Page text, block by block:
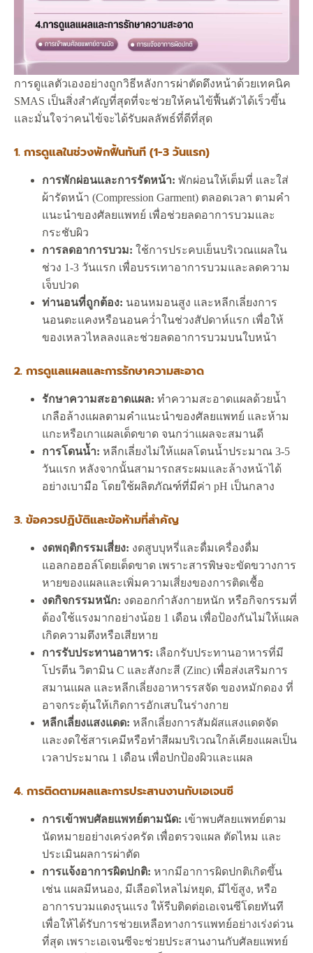
การดูแลตัวเองอย่างถูกวิธีหลังการผ่าตัดดึงหน้าด้วยเทคนิค
SMAS เป็นสิ่งสำคัญที่สุดที่จะช่วยให้คนไข้ฟื้นตัวได้เร็วขึ้น
และมั่นใจว่าคนไข้จะได้รับผลลัพธ์ที่ดีที่สุด
1. การดูแลในช่วงพักฟื้นทันที (1-3 วันแรก)
การพักผ่อนและการรัดหน้า: พักผ่อนให้เต็มที่ และใส่
ผ้ารัดหน้า (Compression Garment) ตลอดเวลา ตามคำ
แนะนำของศัลยแพทย์ เพื่อช่วยลดอาการบวมและ
กระชับผิว
การลดอาการบวม: ใช้การประคบเย็นบริเวณแผลใน
ช่วง 1-3 วันแรก เพื่อบรรเทาอาการบวมและลดความ
เจ็บปวด
ท่านอนที่ถูกต้อง: นอนหมอนสูง และหลีกเลี่ยงการ
นอนตะแคงหรือนอนคว่ำในช่วงสัปดาห์แรก เพื่อให้
ของเหลวไหลลงและช่วยลดอาการบวมบนใบหน้า
2. การดูแลแผลและการรักษาความสะอาด
รักษาความสะอาดแผล: ทำความสะอาดแผลด้วยน้ำ
เกลือล้างแผลตามคำแนะนำของศัลยแพทย์ และห้าม
แกะหรือเกาแผลเด็ดขาด จนกว่าแผลจะสมานดี
การโดนน้ำ: หลีกเลี่ยงไม่ให้แผลโดนน้ำประมาณ 3-5
วันแรก หลังจากนั้นสามารถสระผมและล้างหน้าได้
อย่างเบามือ โดยใช้ผลิตภัณฑ์ที่มีค่า pH เป็นกลาง
3. ข้อควรปฏิบัติและข้อห้ามที่สำคัญ
งดพฤติกรรมเสี่ยง: งดสูบบุหรี่และดื่มเครื่องดื่ม
แอลกอฮอล์โดยเด็ดขาด เพราะสารพิษจะขัดขวางการ
หายของแผลและเพิ่มความเสี่ยงของการติดเชื้อ
งดกิจกรรมหนัก: งดออกกำลังกายหนัก หรือกิจกรรมที่
ต้องใช้แรงมากอย่างน้อย 1 เดือน เพื่อป้องกันไม่ให้แผล
เกิดความตึงหรือเสียหาย
การรับประทานอาหาร: เลือกรับประทานอาหารที่มี
โปรตีน วิตามิน C และสังกะสี (Zinc) เพื่อส่งเสริมการ
สมานแผล และหลีกเลี่ยงอาหารรสจัด ของหมักดอง ที่
อาจกระตุ้นให้เกิดการอักเสบในร่างกาย
หลีกเลี่ยงแสงแดด: หลีกเลี่ยงการสัมผัสแสงแดดจัด
และงดใช้สารเคมีหรือทำสีผมบริเวณใกล้เคียงแผลเป็น
เวลาประมาณ 1 เดือน เพื่อปกป้องผิวและแผล
4. การติดตามผลและการประสานงานกับเอเจนซี
การเข้าพบศัลยแพทย์ตามนัด: เข้าพบศัลยแพทย์ตาม
นัดหมายอย่างเคร่งครัด เพื่อตรวจแผล ตัดไหม และ
ประเมินผลการผ่าตัด
การแจ้งอาการผิดปกติ: หากมีอาการผิดปกติเกิดขึ้น
เช่น แผลมีหนอง, มีเลือดไหลไม่หยุด, มีไข้สูง, หรือ
อาการบวมแดงรุนแรง ให้รีบติดต่อเอเจนซีโดยทันที
เพื่อให้ได้รับการช่วยเหลือทางการแพทย์อย่างเร่งด่วน
ที่สุด เพราะเอเจนซีจะช่วยประสานงานกับศัลยแพทย์